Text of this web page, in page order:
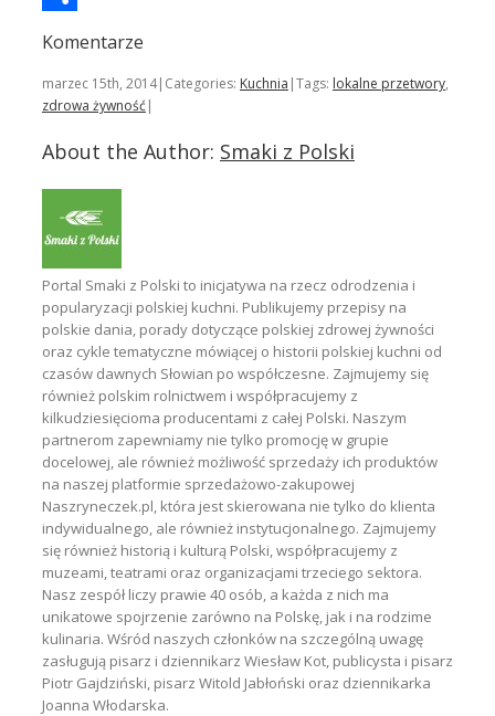
Komentarze
marzec 15th, 2014| Categories: Kuchnia |Tags: lokalne przetwory,
zdrowa żywność|
About the Author: Smaki z Polski
Portal Smaki z Polski to inicjatywa na rzecz odrodzenia i
popularyzacji polskiej kuchni. Publikujemy przepisy na
polskie dania, porady dotyczące polskiej zdrowej żywności
oraz cykle tematyczne mówiącej o historii polskiej kuchni od
czasów dawnych Słowian po współczesne. Zajmujemy się
również polskim rolnictwem i współpracujemy z
kilkudziesięcioma producentami z całej Polski. Naszym
partnerom zapewniamy nie tylko promocję w grupie
docelowej, ale również możliwość sprzedaży ich produktów
na naszej platformie sprzedażowo-zakupowej
Naszryneczek.pl, która jest skierowana nie tylko do klienta
indywidualnego, ale również instytucjonalnego. Zajmujemy
się również historią i kulturą Polski, współpracujemy z
muzeami, teatrami oraz organizacjami trzeciego sektora.
Nasz zespół liczy prawie 40 osób, a każda z nich ma
unikatowe spojrzenie zarówno na Polskę, jak i na rodzime
kulinaria. Wśród naszych członków na szczególną uwagę
zasługują pisarz i dziennikarz Wiesław Kot, publicysta i pisarz
Piotr Gajdziński, pisarz Witold Jabłoński oraz dziennikarka
Joanna Włodarska.